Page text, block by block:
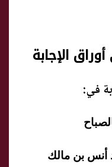
الإجابة
في:
بن مالك